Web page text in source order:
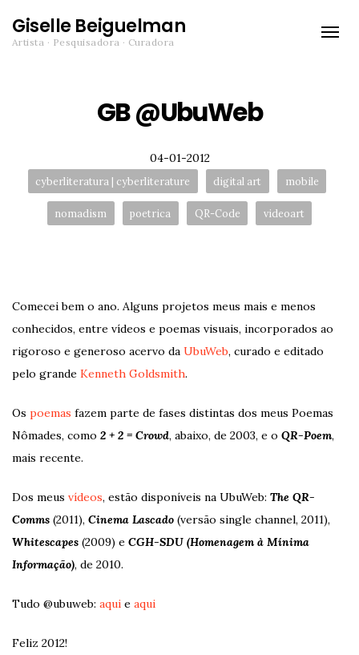
Giselle Beiguelman
Artista · Pesquisadora · Curadora
Toggle
GB @UbuWeb
Posted
04-01-2012
Tags:
cyberliteratura | cyberliterature digital art mobile
nomadism poetrica QR-Code videoart
Comecei bem o ano. Alguns projetos meus mais e menos
conhecidos, entre vídeos e poemas visuais, incorporados ao
rigoroso e generoso acervo da UbuWeb, curado e editado
pelo grande Kenneth Goldsmith.
Os poemas fazem parte de fases distintas dos meus Poemas
Nômades, como 2 + 2 = Crowd, abaixo, de 2003, e o QR-Poem,
mais recente.
Dos meus vídeos, estão disponíveis na UbuWeb: The QR-
Comms (2011), Cinema Lascado (versão single channel, 2011),
Whitescapes (2009) e CGH-SDU (Homenagem à Mínima
Informação), de 2010.
Tudo @ubuweb: aqui e aqui
Feliz 2012!